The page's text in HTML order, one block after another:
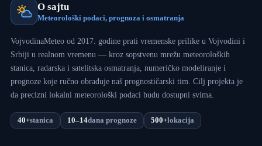
O sajtu
Meteorološki podaci, prognoza i osmatranja
VojvodinaMeteo od 2017. godine prati vremenske prilike u Vojvodini i
Srbiji u realnom vremenu — kroz sopstvenu mrežu meteoroloških
stanica, radarska i satelitska osmatranja, numeričko modeliranje i
prognoze koje ručno obrađuje naš prognostičarski tim. Cilj projekta je
da precizni lokalni meteorološki podaci budu dostupni svima.
40+stanica 10–14dana prognoze 500+lokacija